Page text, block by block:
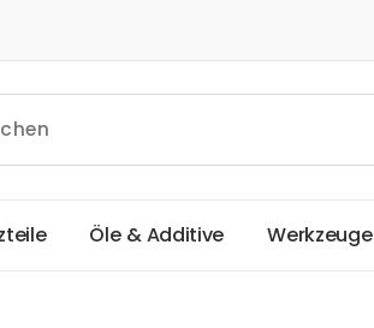
teile Öle &Additive Werkzeuge